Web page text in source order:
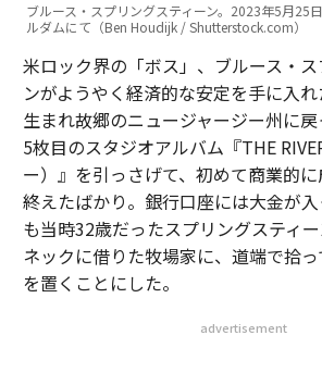
ブルース・スプリングスティーン。2023年5月25
ルダムにて（Ben Houdijk / Shutterstock.com）
米ロック界の「ボス」、ブルース・
ンがようやく経済的な安定を手に入
生まれ故郷のニュージャージー州に戻
5枚目のスタジオアルバム『THE
ー）』を引っさげて、初めて商業的
終えたばかり。銀行口座には大金が
も当時32歳だったスプリングスティ
ネックに借りた牧場家に、道端で拾
を置くことにした。
advertisement